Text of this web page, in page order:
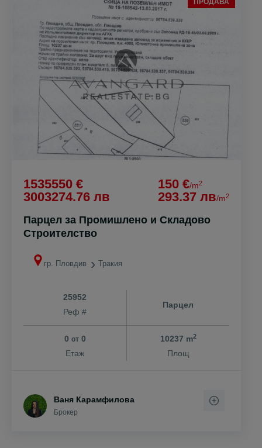
ПРОДАВА
1535550 €
3003274.76 лв
150 €/m2
293.37 лв/m2
Парцел за Промишлено и Складово
Строителство
гр. Пловдив Тракия
25952
Реф #
Парцел
0 от0
Етаж
10237 m2
Площ
Ваня Карамфилова
Брокер